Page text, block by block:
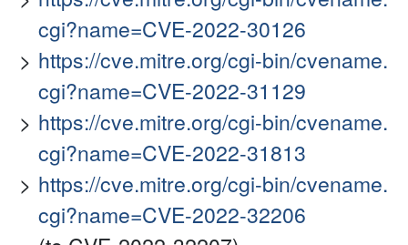
cgi?name=CVE-2022-30126
https://cve.mitre.org/cgi-bin/cvename.
cgi?name=CVE-2022-31129
https://cve.mitre.org/cgi-bin/cvename.
cgi?name=CVE-2022-31813
https://cve.mitre.org/cgi-bin/cvename.
cgi?name=CVE-2022-32206